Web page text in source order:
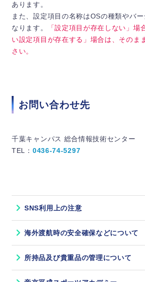
あります。
また、設定項目の名称はOSの種類やバ
なります。
「設定項目が存在しない」場
い設定項目が存在する」場合は、そのま
さい。
お問い合わせ先
千葉キャンパス 総合情報技術センター
TEL： 0436-74-5297
SNS利用上の注意
海外渡航時の安全確保などについて
所持品及び貴重品の管理について